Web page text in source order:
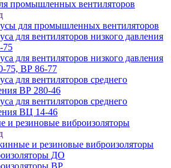
промышленных вентиляторов
для промышленных вентиляторов
для вентиляторов низкого давления
для вентиляторов низкого давления
75, ВР 86-77
для вентиляторов среднего
ВР 280-46
для вентиляторов среднего
ВЦ 14-46
и резиновые виброизоляторы
и резиновые виброизоляторы
ДО
ВР